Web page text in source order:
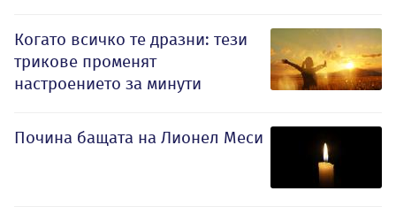
Когато всичко те дразни: тези
трикове променят
настроението за минути
Почина бащата на Лионел Меси